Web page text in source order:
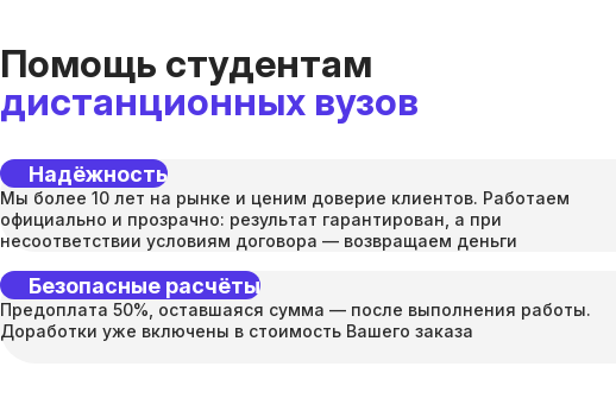
Помощь студентам
дистанционных вузов
Надёжность
Мы более 10 лет на рынке и ценим доверие клиентов. Работаем
официально и прозрачно: результат гарантирован, а при
несоответствии условиям договора — возвращаем деньги
Безопасные расчёты
Предоплата 50%, оставшаяся сумма — после выполнения работы.
Доработки уже включены в стоимость Вашего заказа